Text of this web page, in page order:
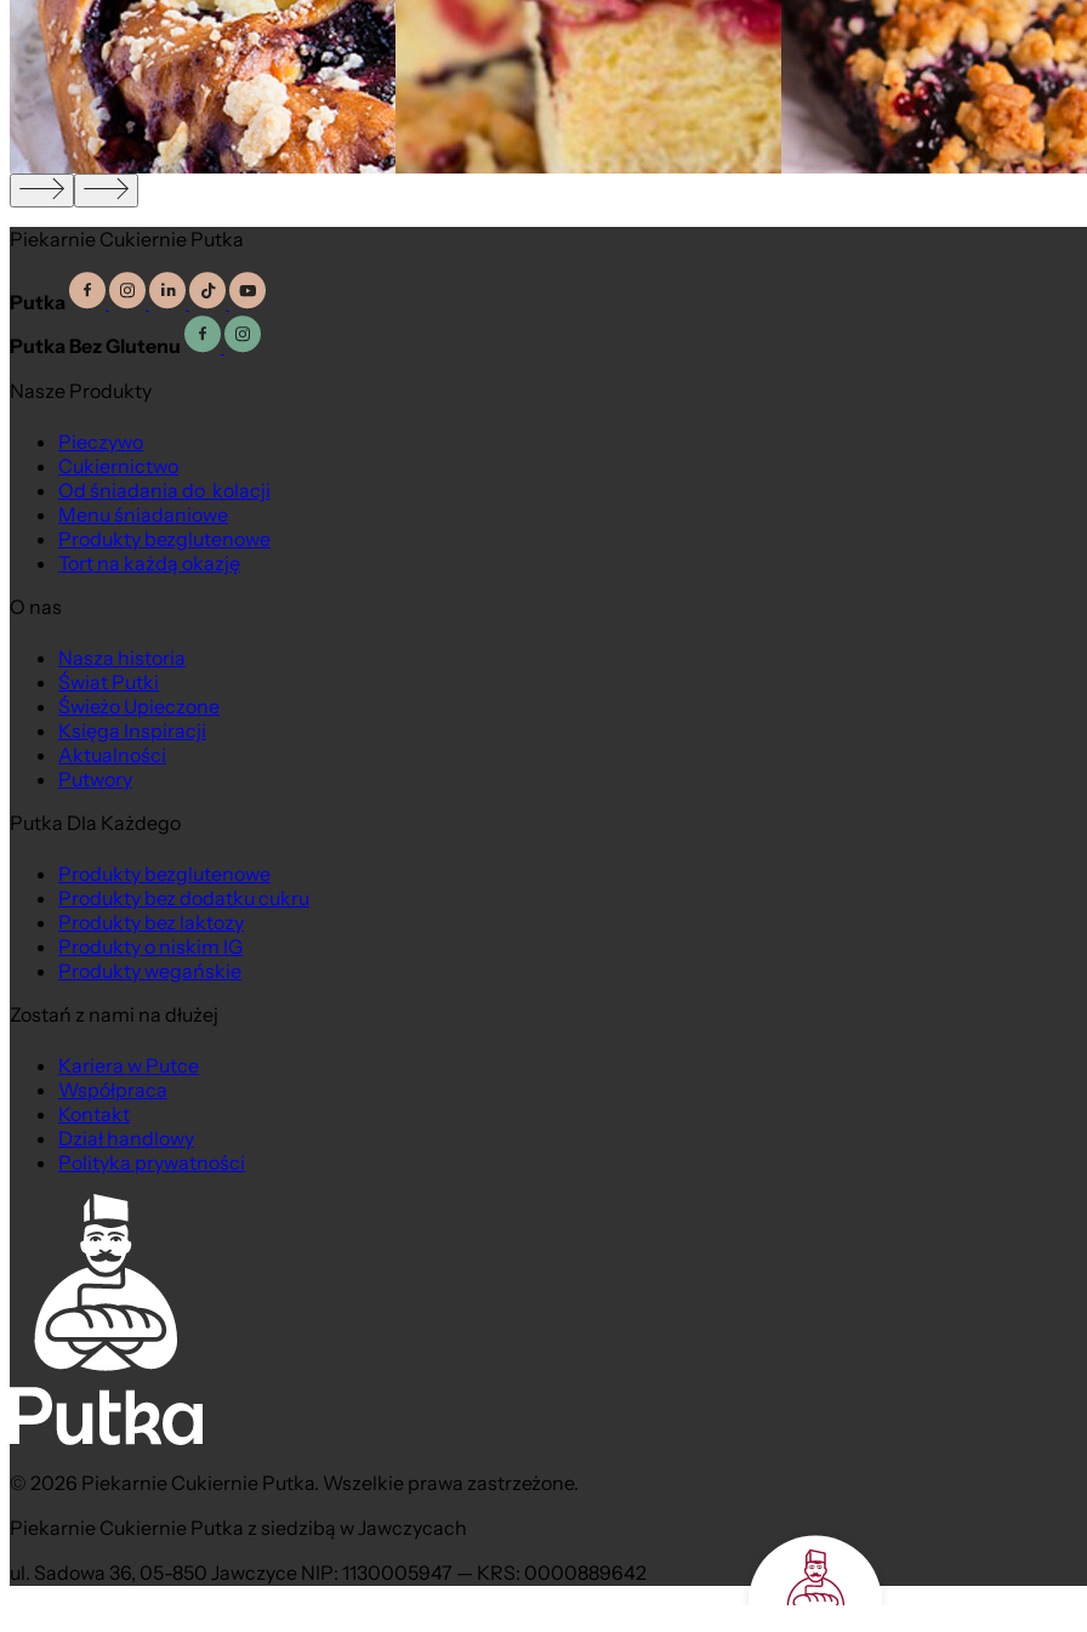
Piekarnie Cukiernie Putka
Putka
Putka Bez Glutenu
Nasze Produkty
Pieczywo
Cukiernictwo
Od śniadania do kolacji
Menu śniadaniowe
Produkty bezglutenowe
Tort na każdą okazję
O nas
Nasza historia
Świat Putki
Świeżo Upieczone
Księga Inspiracji
Aktualności
Putwory
Putka Dla Każdego
Produkty bezglutenowe
Produkty bez dodatku cukru
Produkty bez laktozy
Produkty o niskim IG
Produkty wegańskie
Zostań z nami na dłużej
Kariera w Putce
Współpraca
Kontakt
Dział handlowy
Polityka prywatności
© 2026 Piekarnie Cukiernie Putka. Wszelkie prawa zastrzeżone.
Piekarnie Cukiernie Putka z siedzibą w Jawczycach
ul. Sadowa 36, 05-850 Jawczyce NIP: 1130005947 — KRS: 0000889642